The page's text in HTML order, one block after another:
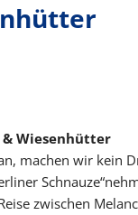
& Wiesenhütter
machen wir kein
zwischen